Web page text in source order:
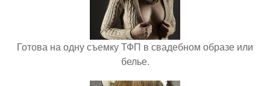
Готова на одну съемку ТФП в свадебном образе или
белье.